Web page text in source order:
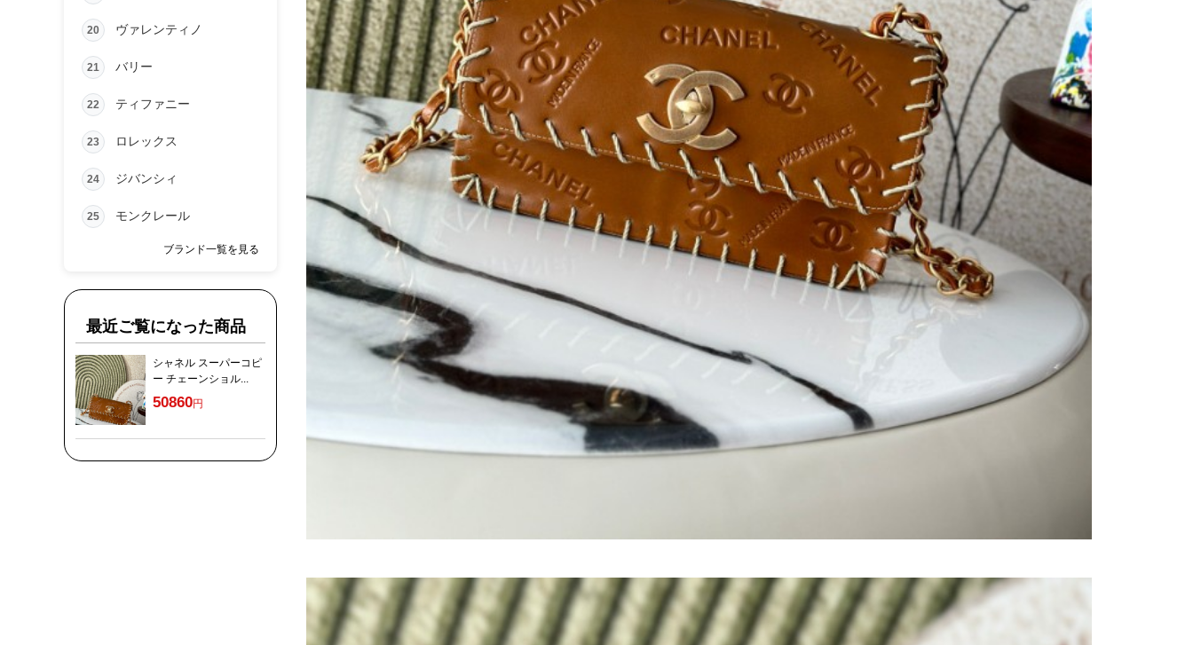
20 ヴァレンティノ
21 バリー
22 ティファニー
23 ロレックス
24 ジバンシィ
25 モンクレール
ブランド一覧を見る
最近ご覧になった商品
シャネル スーパーコピ
ー チェーンショル...
50860円